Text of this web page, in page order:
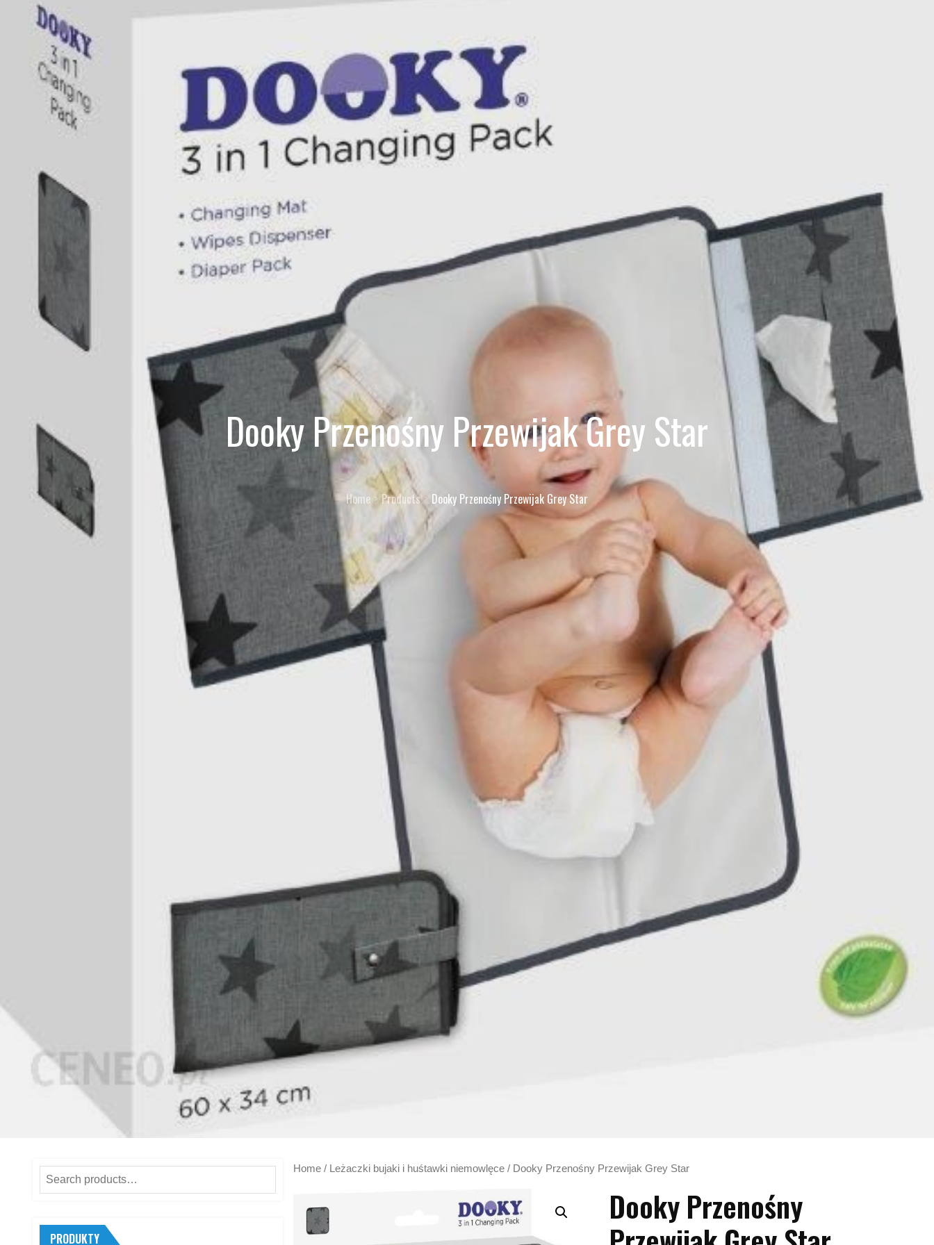
Dooky Przenośny Przewijak Grey Star
Home Products Dooky Przenośny Przewijak Grey Star
Home / Leżaczki bujaki i huśtawki niemowlęce / Dooky Przenośny Przewijak Grey Star
Dooky Przenośny
Search
for:
PRODUKTY